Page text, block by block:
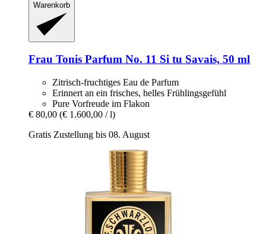
Warenkorb
Frau Tonis Parfum No. 11 Si tu Savais, 50 ml
Zitrisch-fruchtiges Eau de Parfum
Erinnert an ein frisches, helles Frühlingsgefühl
Pure Vorfreude im Flakon
€ 80,00 (€ 1.600,00 / l)
Gratis Zustellung bis 08. August